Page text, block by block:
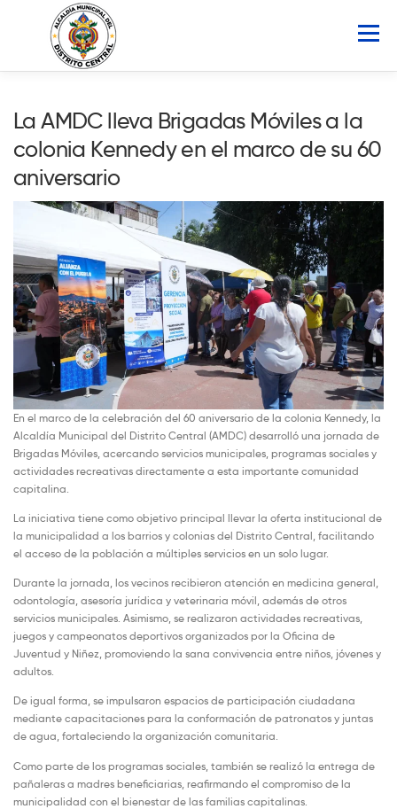
Menú
ATLAS MUNICIPAL
PORTAL DE TRANSPARENCIA
Buscar:
La AMDC lleva Brigadas Móviles a la
colonia Kennedy en el marco de su 60
aniversario
En el marco de la celebración del 60 aniversario de la colonia Kennedy, la
Alcaldía Municipal del Distrito Central (AMDC) desarrolló una jornada de
Brigadas Móviles, acercando servicios municipales, programas sociales y
actividades recreativas directamente a esta importante comunidad
capitalina.
La iniciativa tiene como objetivo principal llevar la oferta institucional de
la municipalidad a los barrios y colonias del Distrito Central, facilitando
el acceso de la población a múltiples servicios en un solo lugar.
Durante la jornada, los vecinos recibieron atención en medicina general,
odontología, asesoría jurídica y veterinaria móvil, además de otros
servicios municipales. Asimismo, se realizaron actividades recreativas,
juegos y campeonatos deportivos organizados por la Oficina de
Juventud y Niñez, promoviendo la sana convivencia entre niños, jóvenes y
adultos.
De igual forma, se impulsaron espacios de participación ciudadana
mediante capacitaciones para la conformación de patronatos y juntas
de agua, fortaleciendo la organización comunitaria.
Como parte de los programas sociales, también se realizó la entrega de
pañaleras a madres beneficiarias, reafirmando el compromiso de la
municipalidad con el bienestar de las familias capitalinas.